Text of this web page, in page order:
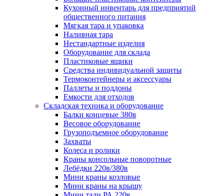
Кухонный инвентарь для предприятий
общественного питания
Мягкая тара и упаковка
Наливная тара
Нестандартные изделия
Оборудование для склада
Пластиковые ящики
Средства индивидуальной защиты
Термоконтейнеры и аксессуары
Паллеты и поддоны
Емкости для отходов
Складская техника и оборудование
Балки концевые 380в
Весовое оборудование
Грузоподъемное оборудование
Захваты
Колеса и ролики
Краны консольные поворотные
Лебёдки 220в/380в
Мини краны козловые
Мини краны на крышу